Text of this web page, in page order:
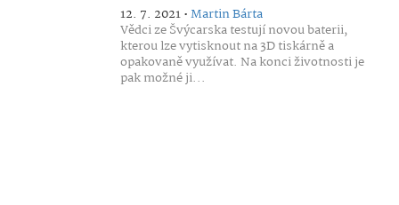
12. 7. 2021 •Martin Bárta
Vědci ze Švýcarska testují novou baterii,
kterou lze vytisknout na 3D tiskárně a
opakovaně využívat. Na konci životnosti je
pak možné ji...